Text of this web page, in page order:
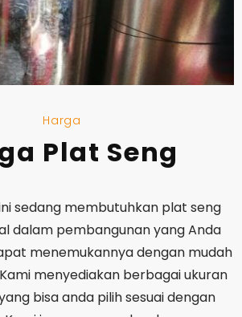
Harga
Plat Seng
sedang membutuhkan plat seng
dalam pembangunan yang Anda
menemukannya dengan mudah
menyediakan berbagai ukuran
bisa anda pilih sesuai dengan